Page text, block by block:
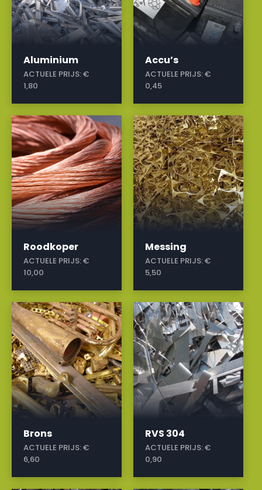
Aluminium
ACTUELE PRIJS:€
1,80
Accu’s
ACTUELE PRIJS:€
0,45
Roodkoper
ACTUELE PRIJS:€
10,00
a
Messing
ACTUELE PRIJS:€
5,50
a
Brons
ACTUELE PRIJS:€
6,60
a
RVS 304
ACTUELE PRIJS:€
0,90
a